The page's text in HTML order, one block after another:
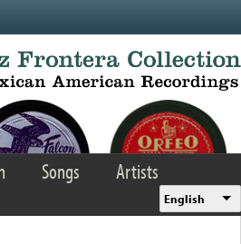
Songs
Artists
English